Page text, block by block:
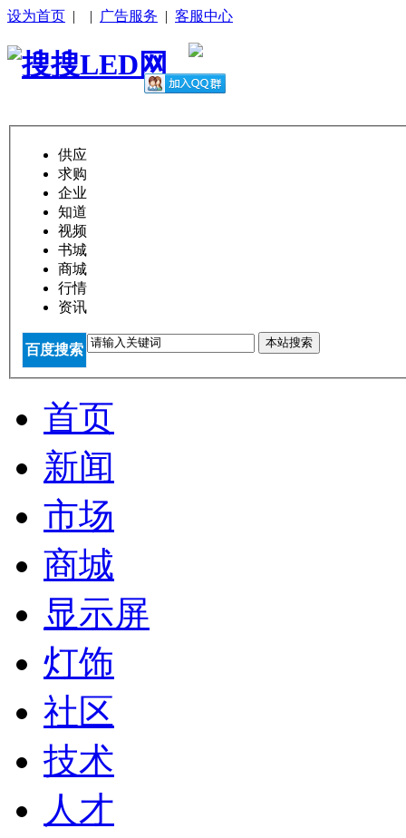
设为首页 | | 广告服务 | 客服中心
供应
求购
企业
知道
视频
书城
商城
行情
资讯
百度搜索 本站搜索
首页
新闻
市场
商城
显示屏
灯饰
社区
技术
人才